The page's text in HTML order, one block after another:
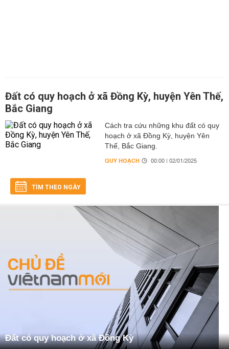
Đất có quy hoạch ở xã Đồng Kỳ, huyện Yên Thế,
Bắc Giang
Cách tra cứu những khu đất có quy
hoạch ở xã Đồng Kỳ, huyện Yên
Thế, Bắc Giang.
QUY HOẠCH 00:00 | 02/01/2025
TÌM THEO NGÀY
Đất có quy hoạch ở xã Đồng Kỳ